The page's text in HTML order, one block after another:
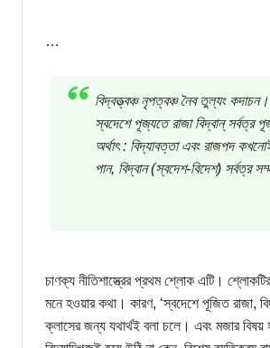
…
বিদ্বত্ত্বঞ্চ নৃপত্বঞ্চ নৈব তুল্যং কদাচন।
স্বদেশে পূজ্যতে রাজা বিদ্বান্
অর্থাৎ : বিদ্যাবত্তা এবং রাজপদ
পান, বিদ্বান (স্বদেশ-বিদেশ) সর্বত্র
চাণক্য নীতিশাস্ত্রের প্রথম শ্লোক এটি।
মনে হওয়ার কথা। কারণ, ‘স্বদেশে পূজিত রাজা,
ক্লাসের জন্য যথার্থই বলা চলে। এবং মজার